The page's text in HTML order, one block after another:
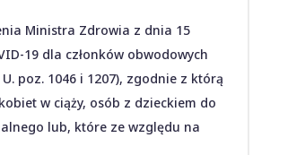
Ministra Zdrowia z dnia 15
19 dla członków obwodowych
poz. 1046 i 1207), zgodnie z którą
w ciąży, osób z dzieckiem do
lub, które ze względu na